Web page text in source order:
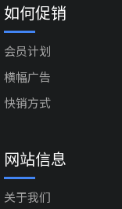
如何促销
会员计划
横幅广告
快销方式
网站信息
关于我们